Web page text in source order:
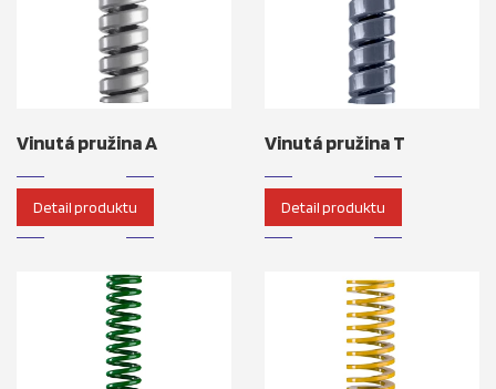
Vinutá pružina A
Detail produktu
Vinutá pružina T
Detail produktu